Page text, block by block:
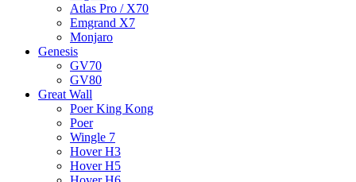
Atlas Pro / X70
Emgrand X7
Monjaro
Genesis
GV70
GV80
Great Wall
Poer King Kong
Poer
Wingle 7
Hover H3
Hover H5